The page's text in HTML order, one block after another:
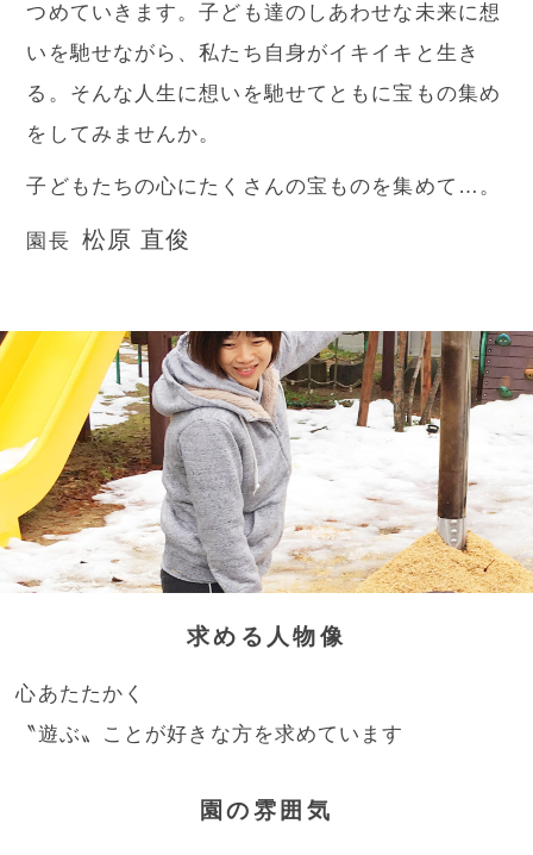
つめていきます。子ども達のしあわせな未来に想
いを馳せながら、私たち自身がイキイキと生き
る。そんな人生に想いを馳せてともに宝もの集め
をしてみませんか。
子どもたちの心にたくさんの宝ものを集めて…。
園長 松原 直俊
求める人物像
心あたたかく
〝遊ぶ〟ことが好きな方を求めています
園の雰囲気